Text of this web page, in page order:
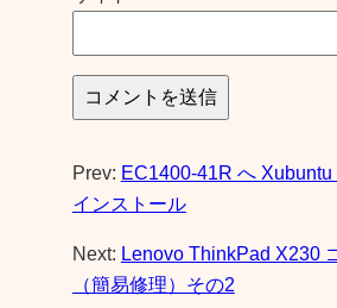
Prev: EC1400-41R へ Xubuntu
インストール
Next: Lenovo ThinkPad X230
（簡易修理）その2